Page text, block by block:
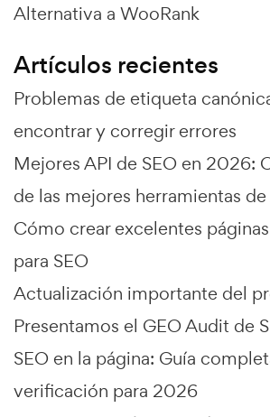
Alternativa a WooRank
Artículos recientes
Problemas de etiqueta
encontrar y corregir errores
Mejores API de SEO en 2026:
de las mejores herramientas de
Cómo crear excelentes
para SEO
Actualización importante del
Presentamos el GEO Audit de
SEO en la página: Guía
verificación para 2026